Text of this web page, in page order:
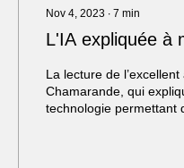
Nov 4, 2023 ∙ 7 min
L'IA expliquée à
La lecture de
Chamarande, qui
technologie permettant